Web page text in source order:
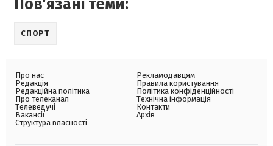
Пов'язані теми:
СПОРТ
Про нас
Редакція
Редакційна політика
Про телеканал
Телеведучі
Вакансії
Структура власності
Рекламодавцям
Правила користування
Політика конфіденційності
Технічна інформація
Контакти
Архів